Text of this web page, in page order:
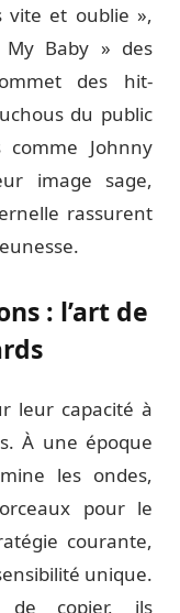
vite et oublie »,
Baby » des
des hit-
du public
Johnny
image sage,
rassurent
: l’art de
leur capacité à
À une époque
les ondes,
pour le
courante,
unique.
copier, ils